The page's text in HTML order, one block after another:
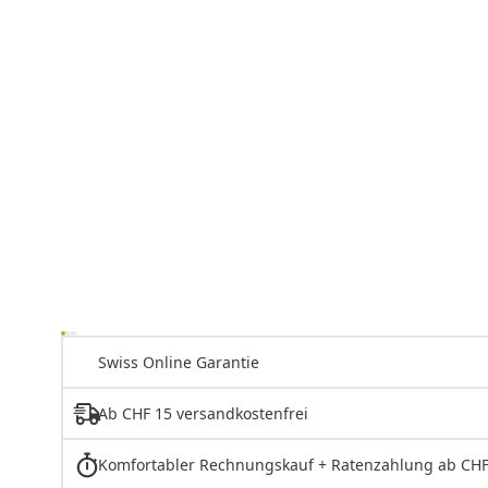
Swiss Online Garantie
Ab CHF 15 versandkostenfrei
Komfortabler Rechnungskauf + Ratenzahlung ab